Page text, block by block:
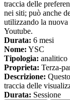
traccia delle
nei siti; può anche
utilizzando la
Youtube.
Durata: 6 mesi
Nome: YSC
Tipologia: analitico
Proprieta: Terza-
Descrizione:
traccia delle
Durata: Sessione